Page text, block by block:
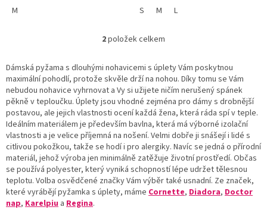
M
S
M L
O
l
á
d
a
c
í
p
r
v
k
y
v
2položek celkem
Dámská pyžama s dlouhými nohavicemi s úplety Vám poskytnou
maximální pohodlí, protože skvěle drží na nohou. Díky tomu se Vám
nebudou nohavice vyhrnovat a Vy si užijete ničím nerušený spánek
pěkně v teploučku. Úplety jsou vhodné zejména pro dámy s drobnější
postavou, ale jejich vlastnosti ocení každá žena, která ráda spí v teple.
Ideálním materiálem je především bavlna, která má výborné izolační
vlastnosti a je velice příjemná na nošení. Velmi dobře ji snášejí i lidé s
citlivou pokožkou, takže se hodí i pro alergiky. Navíc se jedná o přírodní
materiál, jehož výroba jen minimálně zatěžuje životní prostředí. Občas
se používá polyester, který vyniká schopností lépe udržet tělesnou
teplotu. Volba osvědčené značky Vám výběr také usnadní. Ze značek,
které vyrábějí pyžamka s úplety, máme Cornette, Diadora, Doctor
nap, Karelpiu a Regina.